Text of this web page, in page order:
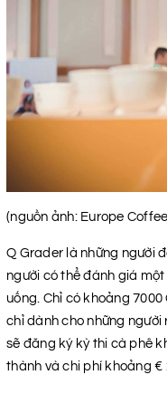
(nguồn ảnh: Europe
Q Grader là những người
người có thể đánh giá
uống. Chỉ có khoảng
chỉ dành cho những
sẽ đăng ký kỳ thi cà phê
thành và chi phí khoảng €